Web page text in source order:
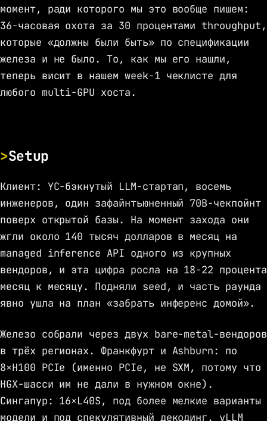
момент, ради которого мы это вообще пишем:
36-часовая охота за 30 процентами throughput,
которые «должны были быть» по спецификации
железа и не было. То, как мы его нашли,
теперь висит в нашем week-1 чеклисте для
любого multi-GPU хоста.
Setup
Клиент: YC-бэкнутый LLM-стартап, восемь
инженеров, один зафайнтьюненный 70B-чекпойнт
поверх открытой базы. На момент захода они
жгли около 140 тысяч долларов в месяц на
managed inference API одного из крупных
вендоров, и эта цифра росла на 18-22 процента
месяц к месяцу. Подняли seed, и часть раунда
явно ушла на план «забрать инференс домой».
Железо собрали через двух bare-metal-вендоров
в трёх регионах. Франкфурт и Ashburn: по
8×H100 PCIe (именно PCIe, не SXM, потому что
HGX-шасси им не дали в нужном окне).
Сингапур: 16×L40S, под более мелкие варианты
модели и под спекулятивный декодинг. vLLM